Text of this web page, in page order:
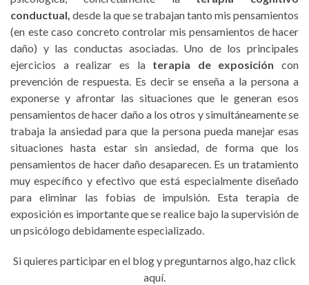
conductual, desde la que se trabajan tanto mis pensamientos
(en este caso concreto controlar mis pensamientos de hacer
daño) y las conductas asociadas. Uno de los principales
ejercicios a realizar es la terapia de exposición con
prevención de respuesta. Es decir se enseña a la persona a
exponerse y afrontar las situaciones que le generan esos
pensamientos de hacer daño a los otros y simultáneamente se
trabaja la ansiedad para que la persona pueda manejar esas
situaciones hasta estar sin ansiedad, de forma que los
pensamientos de hacer daño desaparecen. Es un tratamiento
muy específico y efectivo que está especialmente diseñado
para eliminar las fobias de impulsión. Esta terapia de
exposición es importante que se realice bajo la supervisión de
un psicólogo debidamente especializado.
Si quieres participar en el blog y preguntarnos algo, haz click
aquí.